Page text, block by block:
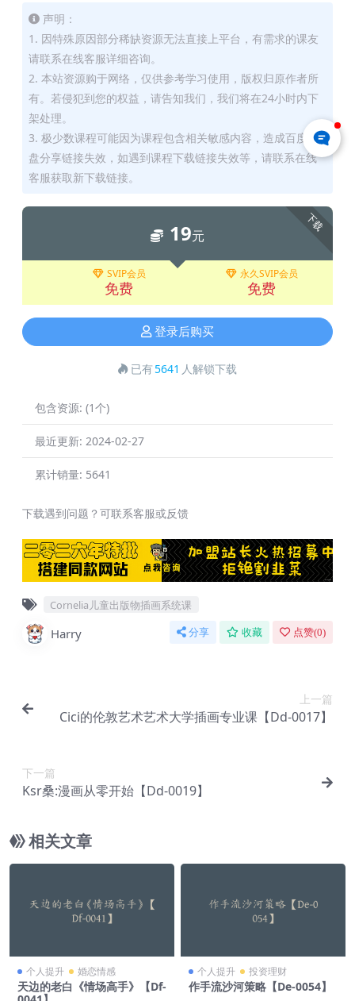
声明：
1. 因特殊原因部分稀缺资源无法直接上平台，有需求的课友
请联系在线客服详细咨询。
2. 本站资源购于网络，仅供参考学习使用，版权归原作者所
有。若侵犯到您的权益，请告知我们，我们将在24小时内下
架处理。
3. 极少数课程可能因为课程包含相关敏感内容，造成百度网
盘分享链接失效，如遇到课程下载链接失效等，请联系在线
客服获取新下载链接。
下载
19元
SVIP会员
免费
永久SVIP会员
免费
登录后购买
已有5641 人解锁下载
包含资源: (1个)
最近更新: 2024-02-27
累计销量: 5641
下载遇到问题？可联系客服或反馈
Cornelia儿童出版物插画系统课
Harry 分享 收藏 点赞(0)
上一篇
Cici的伦敦艺术艺术大学插画专业课【Dd-0017】
下一篇
Ksr桑:漫画从零开始【Dd-0019】
相关文章
个人提升 婚恋情感
天边的老白《情场高手》【Df-
个人提升 投资理财
作手流沙河策略【De-0054】